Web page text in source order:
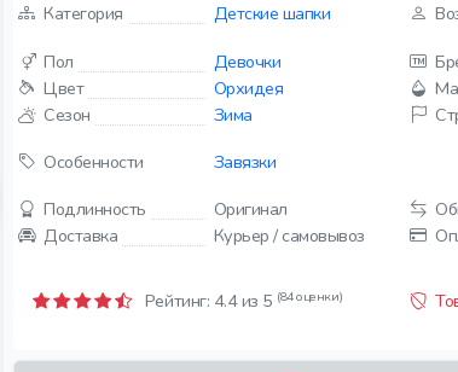
Категория
Детские шапки
Пол
Девочки
Цвет
Орхидея
Сезон
Зима
Особенности
Завязки
Подлинность
Оригинал
Доставка
Курьер / самовывоз
Рейтинг: 4.4из 5 (84 оценки)